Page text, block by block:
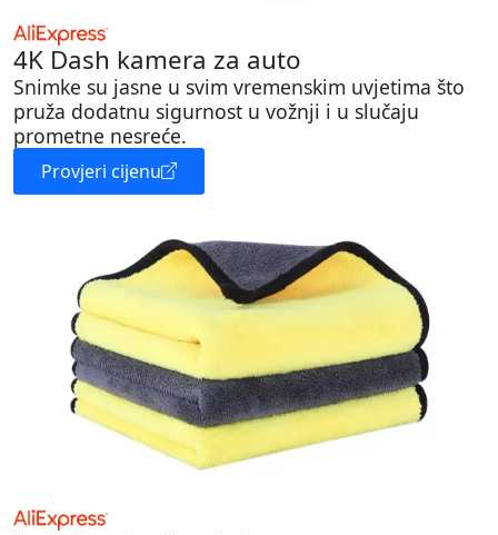
4K Dash kamera za auto
Snimke su jasne u svim vremenskim uvjetima što
pruža dodatnu sigurnost u vožnji i u slučaju
prometne nesreće.
Provjeri cijenu